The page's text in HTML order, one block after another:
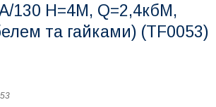
130 Н=4М, Q=2,4кбМ,
та гайками) (TF0053)